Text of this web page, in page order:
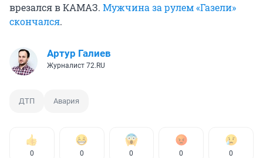
врезался в КАМАЗ. Мужчина за рулем «Газели»
скончался.
Артур Галиев
Журналист 72.RU
ДТП Авария
0 0 0 0 0